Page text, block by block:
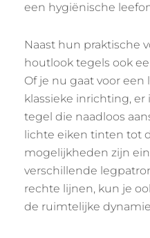
een hygiënische
Naast hun praktische
houtlook tegels ook
Of je nu gaat voor
klassieke inrichting,
tegel die naadloos
lichte eiken tinten tot
mogelijkheden zijn
verschillende
rechte lijnen, kun je
de ruimtelijke